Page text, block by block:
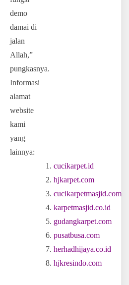
demo
damai di
jalan
Allah,”
pungkasnya.
Informasi
alamat
website
kami
yang
lainnya:
cucikarpet.id
hjkarpet.com
cucikarpetmasjid.com
karpetmasjid.co.id
gudangkarpet.com
pusatbusa.com
herhadhijaya.co.id
hjkresindo.com